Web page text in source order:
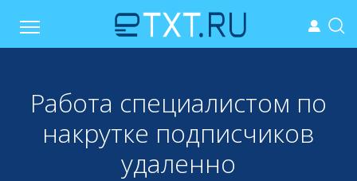
Работа специалистом по
накрутке подписчиков
удаленно